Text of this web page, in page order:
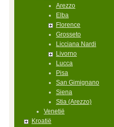
Arezzo
Elba
Florence
Grosseto
Licciana Nardi
Livorno
Lucca
Pisa
San Gimignano
Siena
Stia (Arezzo)
Venetië
Kroatië